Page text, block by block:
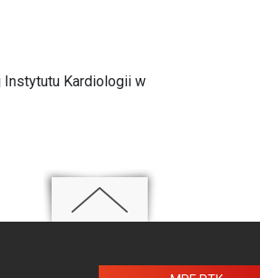
Instytutu Kardiologii w